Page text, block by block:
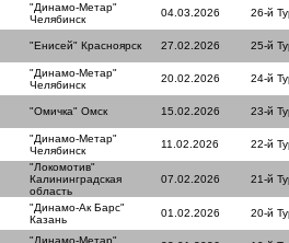
"Динамо-Метар"
Челябинск
04.03.2026 26-й
"Енисей" Красноярск 27.02.2026 25-й
"Динамо-Метар"
Челябинск
20.02.2026 24-й
"Омичка" Омск 15.02.2026 23-й
"Динамо-Метар"
Челябинск
11.02.2026 22-й
"Локомотив"
Калининградская
область
07.02.2026 21-й
"Динамо-Ак Барс"
Казань
01.02.2026 20-й
"Динамо-Метар"